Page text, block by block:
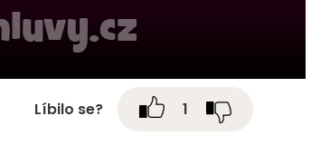
Líbilo se? 1